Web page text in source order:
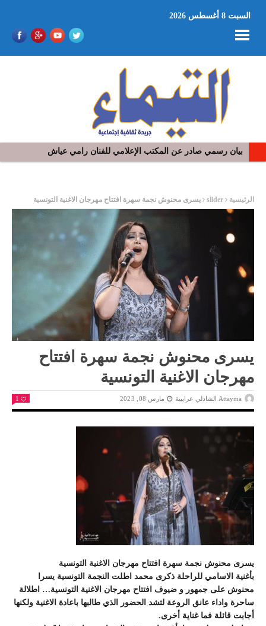
السبت 8 أغسطس 2026
بيان رسمي صادر عن المكتب الإعلامي للفنان رامي عياش
الرئيسية slider يسرى محنوش نجمة سهرة افتتاح مهرجان الاغنية التونسية
يسرى محنوش نجمة سهرة افتتاح
مهرجان الاغنية التونسية
Attayma الشاذلي عرايبية مارس 08, 2023 1
يسرى محنوش نجمة سهرة افتتاح مهرجان الاغنية التونسية
بأغنية الاسامي للراحلة ذكرى محمد اطلت النجمة التونسية يسرا
محنوش على جمهور و ضيوف افتتاح مهرجان الاغنية التونسية… اطلالة
ساحرة واداء عانق الروعة لتشد الحضور الذي طالبها باعادة الاغنية ولكنها
أجابت قائلة فما غناية أخرى.